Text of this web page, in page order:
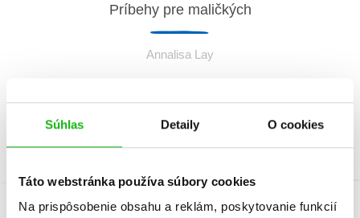
Súhlas Detaily O cookies
Táto webstránka používa súbory cookies
Na prispôsobenie obsahu a reklám, poskytovanie funkcií
Príbehy pre maličkých
Annalisa Lay